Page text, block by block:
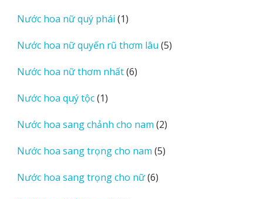
Nước hoa nữ quý phái 11
phẩm
Nước hoa nữ quyến rũ thơm lâu 55
Nước hoa nữ thơm nhất 66
Nước hoa quý tộc 11
phẩm
Nước hoa sang chảnh cho nam 22
phẩm
Nước hoa sang trọng cho nam 55
Nước hoa sang trọng cho nữ 66